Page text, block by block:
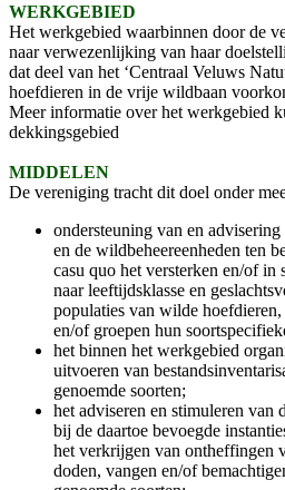
WERKGEBIED
Het werkgebied waarbinnen door de
naar verwezenlijking van haar
dat deel van het ‘Centraal Veluws
hoefdieren in de vrije wildbaan
Meer informatie over het werkgebied
dekkingsgebied
MIDDELEN
De vereniging tracht dit doel onder
ondersteuning van en
en de wildbeheereenheden ten
casu quo het versterken en/of in
naar leeftijdsklasse en
populaties van wilde
en/of groepen hun
het binnen het werkgebied
uitvoeren van
genoemde soorten;
het adviseren en stimuleren van
bij de daartoe bevoegde
het verkrijgen van ontheffingen
doden, vangen en/of